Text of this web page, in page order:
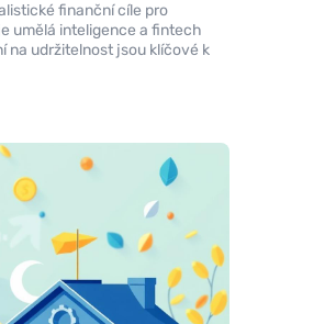
finanční cíle pro
umělá inteligence a fintech
na udržitelnost jsou klíčové k